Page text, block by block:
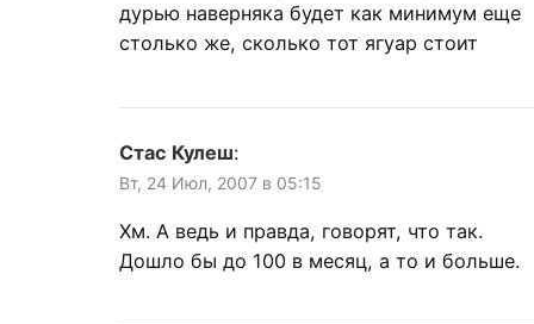
дурью наверняка будет как минимум еще
столько же, сколько тот ягуар стоит
Стас Кулеш:
Вт, 24 Июл, 2007 в 05:15
Хм. А ведь и правда, говорят, что так.
Дошло бы до 100 в месяц, а то и больше.